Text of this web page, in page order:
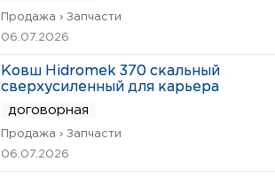
Продажа › Запчасти
06.07.2026
Ковш Hidromek 370 скальный
сверхусиленный для карьера
договорная
Продажа › Запчасти
06.07.2026